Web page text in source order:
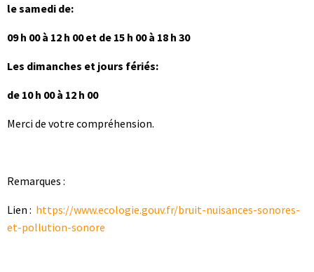
le samedi de:
09 h 00 à 12 h 00 et de 15 h 00 à 18 h 30
Les dimanches et jours fériés:
de 10 h 00 à 12 h 00
Merci de votre compréhension.
Remarques :
Lien : https://www.ecologie.gouv.fr/bruit-nuisances-sonores-
et-pollution-sonore